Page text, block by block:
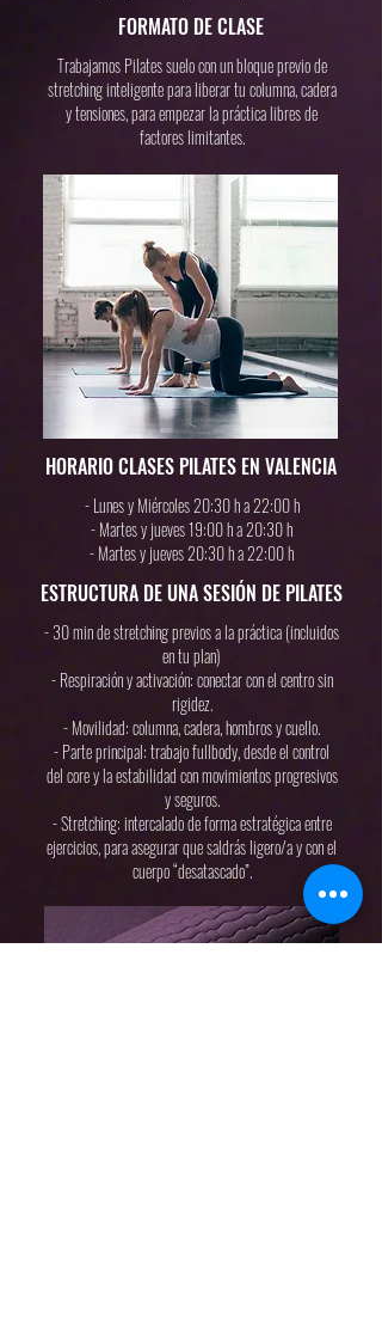
FORMATO DE CLASE
Trabajamos Pilates suelo con un bloque previo de
stretching inteligente para liberar tu columna, cadera
y tensiones, para empezar la práctica libres de
factores limitantes.
HORARIO CLASES PILATES EN VALENCIA
- Lunes y Miércoles 20:30 h a 22:00 h
- Martes y jueves 19:00 h a 20:30 h
- Martes y jueves 20:30 h a 22:00 h
ESTRUCTURA DE UNA SESIÓN DE PILATES
- 30 min de stretching previos a la práctica (incluidos
en tu plan)
- Respiración y activación: conectar con el centro sin
rigidez.
- Movilidad: columna, cadera, hombros y cuello.
- Parte principal: trabajo fullbody, desde el control
del core y la estabilidad con movimientos progresivos
y seguros.
- Stretching: intercalado de forma estratégica entre
ejercicios, para asegurar que saldrás ligero/a y con el
cuerpo “desatascado”.